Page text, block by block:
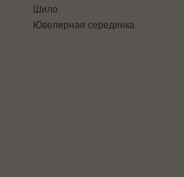
Шило
Ювелирная серединка